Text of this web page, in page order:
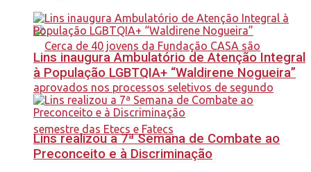
Lins inaugura Ambulatório de Atenção Integral
à População LGBTQIA+ “Waldirene Nogueira”
Lins realizou a 7ª Semana de Combate ao
Preconceito e à Discriminação